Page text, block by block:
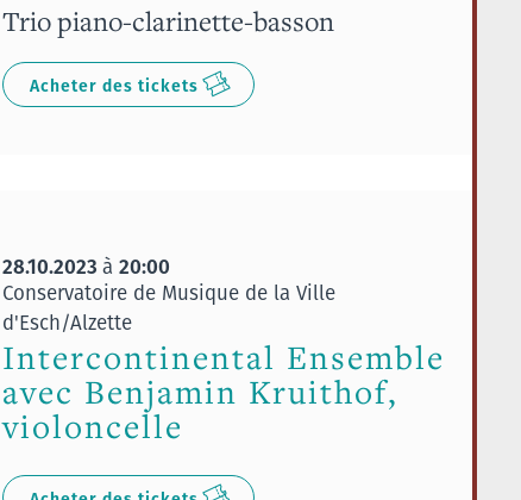
Trio piano-clarinette-basson
Acheter des tickets
28.10.2023 à 20:00
Conservatoire de Musique de la Ville
d'Esch/Alzette
Intercontinental Ensemble
avec Benjamin Kruithof,
violoncelle